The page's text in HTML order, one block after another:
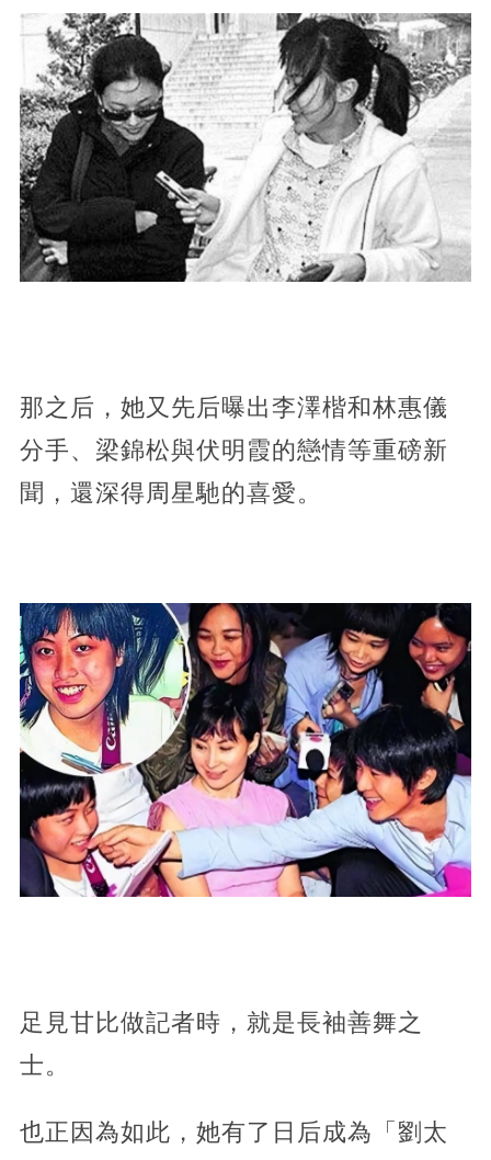
那之后，她又先后曝出李澤楷和林惠儀
分手、梁錦松與伏明霞的戀情等重磅新
聞，還深得周星馳的喜愛。
足見甘比做記者時，就是長袖善舞之
士。
也正因為如此，她有了日后成為「劉太